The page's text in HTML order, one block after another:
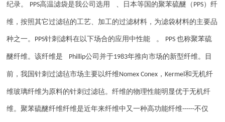
纪录。 PPS高温滤袋是我公司选用 、日本等国的聚苯硫醚（ PPS）纤
维，按照其它过滤毡的工艺、加工的过滤材料，为滤袋材料的主要品
种之一。 PPS针刺滤料在以下场合的应用中性能 。 PPS也称聚苯硫
醚纤维。该纤维是 Phillip公司并于1983年推向市场的新型纤维。目
前，我国针刺过滤毡市场主要以纤维Nomex Conex ，Kermel和无机纤
维玻璃纤维为原料的针刺过滤毡。纤维的物理性能明显优于无机纤
维。聚苯硫醚纤维纤维是近年来纤维中又一种高功能纤维------不仅